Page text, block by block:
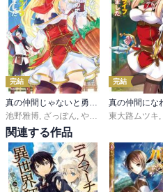
完結
池野雅博 ざっぽん やすも
完結
東大路ムツキ
関連する作品